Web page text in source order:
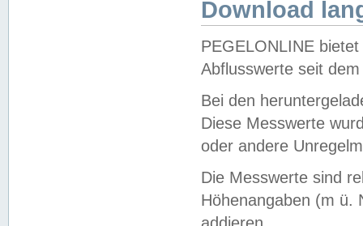
Download
PEGELONLINE
Abflusswerte seit
Bei den
Diese Messwerte
oder andere
Die Messwerte sind
Höhenangaben (m ü.